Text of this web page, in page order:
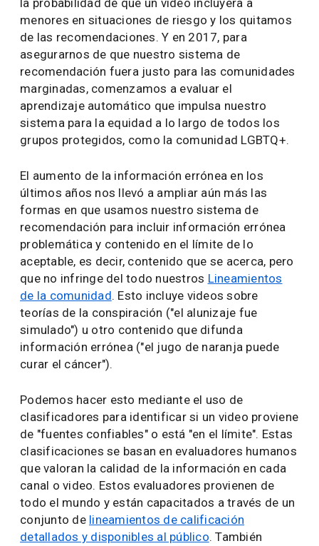
la probabilidad de que un video incluyera a
menores en situaciones de riesgo y los quitamos
de las recomendaciones. Y en 2017, para
asegurarnos de que nuestro sistema de
recomendación fuera justo para las comunidades
marginadas, comenzamos a evaluar el
aprendizaje automático que impulsa nuestro
sistema para la equidad a lo largo de todos los
grupos protegidos, como la comunidad LGBTQ+.
El aumento de la información errónea en los
últimos años nos llevó a ampliar aún más las
formas en que usamos nuestro sistema de
recomendación para incluir información errónea
problemática y contenido en el límite de lo
aceptable, es decir, contenido que se acerca, pero
que no infringe del todo nuestros Lineamientos
de la comunidad. Esto incluye videos sobre
teorías de la conspiración ("el alunizaje fue
simulado") u otro contenido que difunda
información errónea ("el jugo de naranja puede
curar el cáncer").
Podemos hacer esto mediante el uso de
clasificadores para identificar si un video proviene
de "fuentes confiables" o está "en el límite". Estas
clasificaciones se basan en evaluadores humanos
que valoran la calidad de la información en cada
canal o video. Estos evaluadores provienen de
todo el mundo y están capacitados a través de un
conjunto de lineamientos de calificación
detallados y disponibles al público. También